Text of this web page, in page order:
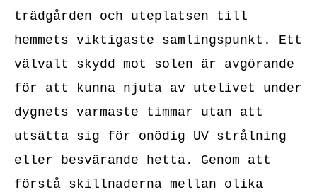
trädgården och uteplatsen till
hemmets viktigaste samlingspunkt. Ett
välvalt skydd mot solen är avgörande
för att kunna njuta av utelivet under
dygnets varmaste timmar utan att
utsätta sig för onödig UV strålning
eller besvärande hetta. Genom att
förstå skillnaderna mellan olika